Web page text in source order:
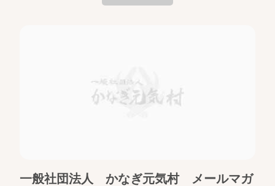
一般社団法人 かなぎ元気村 メールマガ